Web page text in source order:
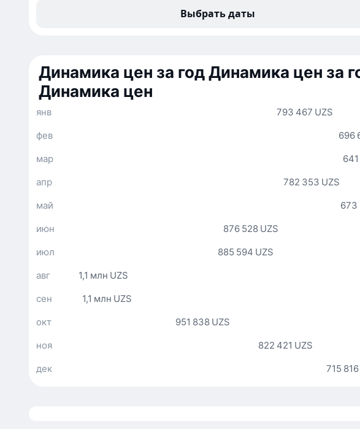
Выбрать даты
Динамика цен за годДинамика цен за
Динамика цен
793 467 UZS
янв
696
фев
мар
782 353 UZS
апр
673
май
876 528 UZS
июн
885 594 UZS
июл
1,1 млн UZS
авг
1,1 млн UZS
сен
951 838 UZS
окт
822 421 UZS
ноя
715
дек